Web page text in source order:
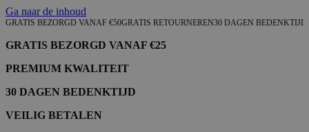
Ga naar de inhoud
GRATIS BEZORGD VANAF €50GRATIS RETOURNEREN30 DAGEN BEDENKTIJD
GRATIS BEZORGD VANAF €25
PREMIUM KWALITEIT
30 DAGEN BEDENKTIJD
VEILIG BETALEN